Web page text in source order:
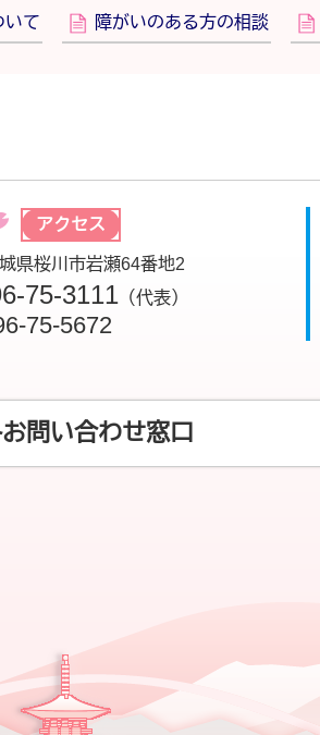
いて 障がいのある方の相談
アクセス
県桜川市岩瀬64番地2
75-3111 （代表）
75-5672
問い合わせ窓口